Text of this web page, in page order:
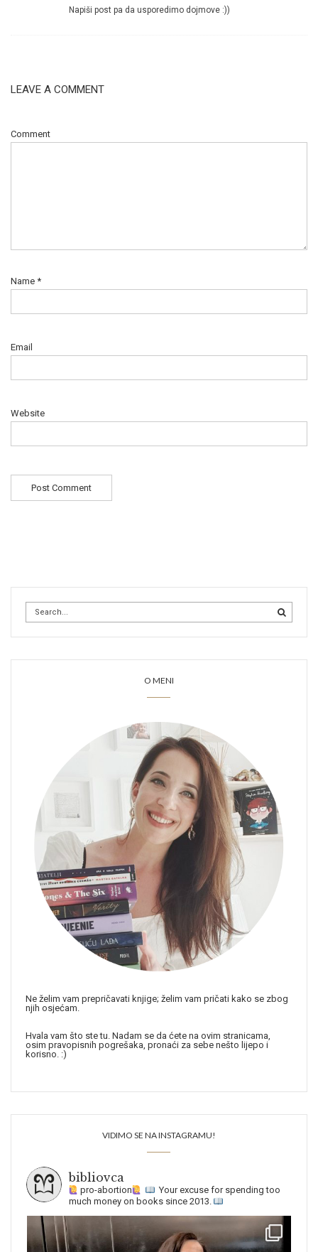
Napiši post pa da usporedimo dojmove :))
LEAVE A COMMENT
Comment
Name *
Email
Website
O MENI
Ne želim vam prepričavati knjige; želim vam pričati kako se zbog
njih osjećam.
Hvala vam što ste tu. Nadam se da ćete na ovim stranicama,
osim pravopisnih pogrešaka, pronaći za sebe nešto lijepo i
korisno. :)
VIDIMO SE NA INSTAGRAMU!
bibliovca
pro-abortion
Your excuse for spending too
much money on books since 2013.